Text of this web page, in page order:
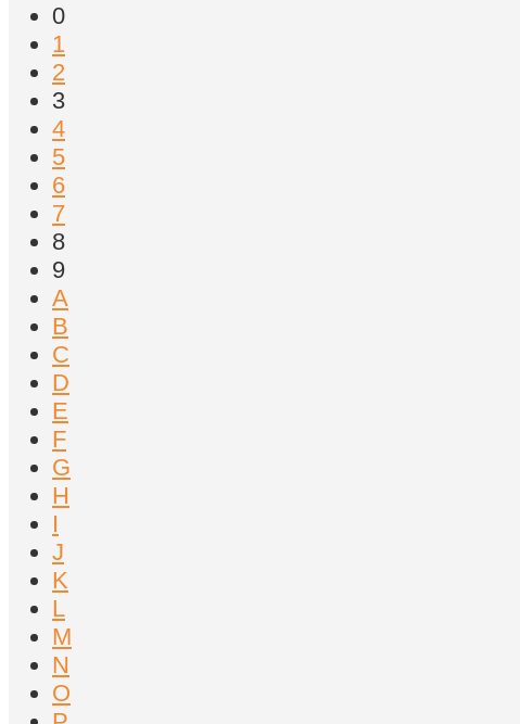
0
1
2
3
4
5
6
7
8
9
A
B
C
D
E
F
G
H
I
J
K
L
M
N
O